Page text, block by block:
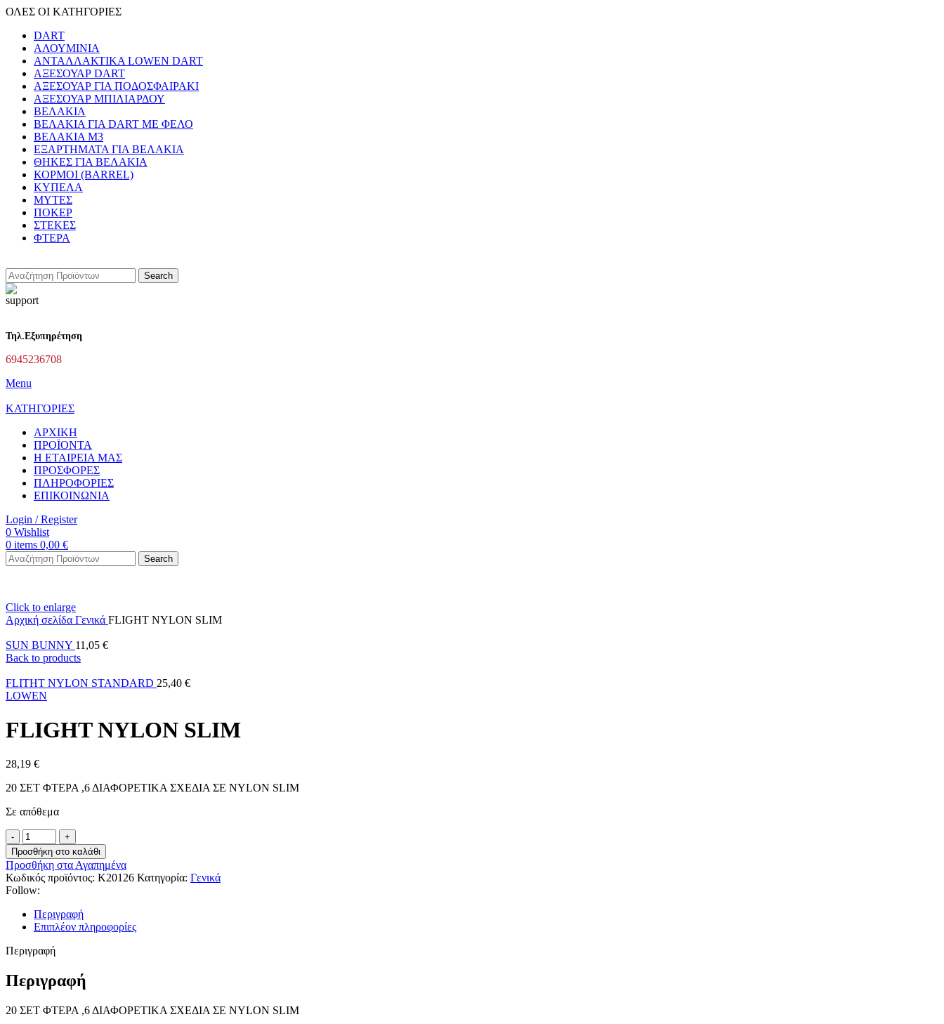
ΟΛΕΣ ΟΙ ΚΑΤΗΓΟΡΙΕΣ
DART
ΑΛΟΥΜΙΝΙΑ
ΑΝΤΑΛΛΑΚΤΙΚΑ LOWEN DART
ΑΞΕΣΟΥΑΡ DART
ΑΞΕΣΟΥΑΡ ΓΙΑ ΠΟΔΟΣΦΑΙΡΑΚΙ
ΑΞΕΣΟΥΑΡ ΜΠΙΛΙΑΡΔΟΥ
ΒΕΛΑΚΙΑ
ΒΕΛΑΚΙΑ ΓΙΑ DART ΜΕ ΦΕΛΟ
ΒΕΛΑΚΙΑ Μ3
ΕΞΑΡΤΗΜΑΤΑ ΓΙΑ ΒΕΛΑΚΙΑ
ΘΗΚΕΣ ΓΙΑ ΒΕΛΑΚΙΑ
ΚΟΡΜΟΙ (BARREL)
ΚΥΠΕΛΑ
ΜΥΤΕΣ
ΠΟΚΕΡ
ΣΤΕΚΕΣ
ΦΤΕΡΑ
Search
Τηλ.Εξυπηρέτηση
6945236708
Menu
ΚΑΤΗΓΟΡΙΕΣ
ΑΡΧΙΚΗ
ΠΡΟΪΟΝΤΑ
Η ΕΤΑΙΡΕΙΑ ΜΑΣ
ΠΡΟΣΦΟΡΕΣ
ΠΛΗΡΟΦΟΡΙΕΣ
ΕΠΙΚΟΙΝΩΝΙΑ
Login / Register
0 Wishlist
0 items 0,00 €
Search
Click to enlarge
Αρχική σελίδα Γενικά FLIGHT NYLON SLIM
SUN BUNNY 11,05 €
Back to products
FLITHT NYLON STANDARD 25,40 €
LOWEN
FLIGHT NYLON SLIM
28,19 €
20 ΣΕΤ ΦΤΕΡΑ ,6 ΔΙΑΦΟΡΕΤΙΚΑ ΣΧΕΔΙΑ ΣΕ NYLON SLIM
Σε απόθεμα
Προσθήκη στο καλάθι
Προσθήκη στα Αγαπημένα
Κωδικός προϊόντος: K20126 Κατηγορία: Γενικά
Follow:
Περιγραφή
Επιπλέον πληροφορίες
Περιγραφή
Περιγραφή
20 ΣΕΤ ΦΤΕΡΑ ,6 ΔΙΑΦΟΡΕΤΙΚΑ ΣΧΕΔΙΑ ΣΕ NYLON SLIM